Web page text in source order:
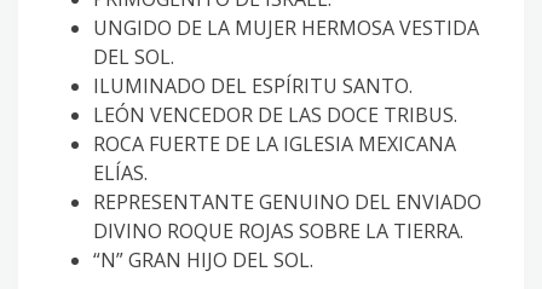
UNGIDO DE LA MUJER HERMOSA VESTIDA
DEL SOL.
ILUMINADO DEL ESPÍRITU SANTO.
LEÓN VENCEDOR DE LAS DOCE TRIBUS.
ROCA FUERTE DE LA IGLESIA MEXICANA
ELÍAS.
REPRESENTANTE GENUINO DEL ENVIADO
DIVINO ROQUE ROJAS SOBRE LA TIERRA.
“N” GRAN HIJO DEL SOL.